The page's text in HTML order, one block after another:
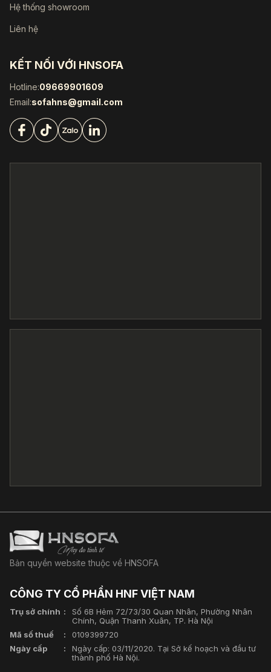
Hệ thống showroom
Liên hệ
KẾT NỐI VỚI HNSOFA
Hotline:09669901609
Email:sofahns@gmail.com
Bản quyền website thuộc về HNSOFA
CÔNG TY CỔ PHẦN HNF VIỆT NAM
Trụ sở chính
Số 6B Hẻm 72/73/30 Quan Nhân, Phường Nhân
Chính, Quận Thanh Xuân, TP. Hà Nội
Mã số thuế
0109399720
Ngày cấp
Ngày cấp: 03/11/2020. Tại Sở kế hoạch và đầu tư
thành phố Hà Nội.